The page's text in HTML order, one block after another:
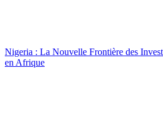
Nigeria : La Nouvelle Frontière des
en Afrique